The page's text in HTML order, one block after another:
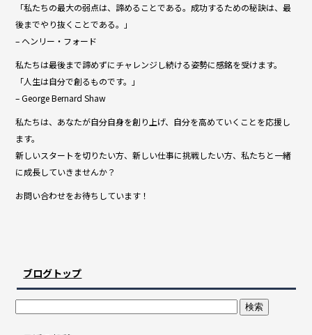
「私たちの最大の弱点は、諦めることである。成功するための秘訣は、最
後までやり抜くことである。」
– ヘンリー・フォード
私たちは最後まで諦めずにチャレンジし続ける姿勢に感銘を受けます。
「人生は自分で創るものです。」
– George Bernard Shaw
私たちは、あなたが自分自身を創り上げ、自分を高めていくことを応援し
ます。
新しいスタートを切りたい方、新しい仕事に挑戦したい方、私たちと一緒
に成長していきませんか？
お問い合わせをお待ちしています！
ブログトップ